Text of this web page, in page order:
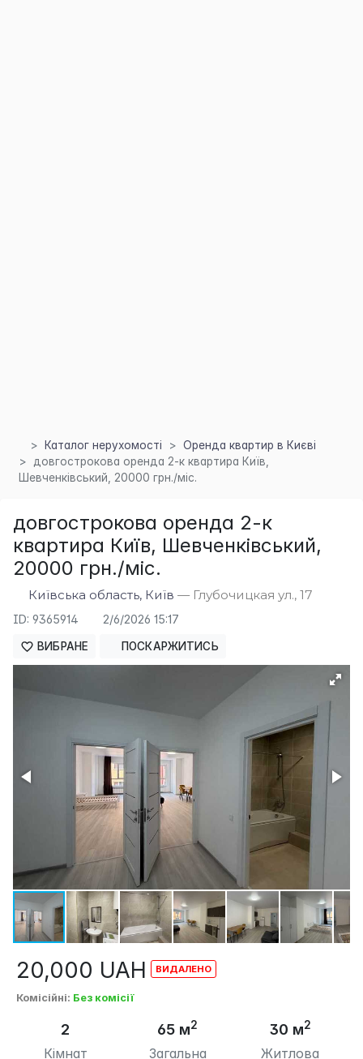
Каталог нерухомості
Оренда квартир в Києві
довгострокова оренда 2-к квартира Київ,
Шевченківський, 20000 грн./міс.
довгострокова оренда 2-к
квартира Київ, Шевченківський,
20000 грн./міс.
Київська область, Київ — Глубочицкая ул., 17
ID: 9365914 2/6/2026 15:17
ВИБРАНЕ ПОСКАРЖИТИСЬ
20,000 UAH
Комісійні: Без комісії
2
Кімнат
65 м2
Загальна
30 м2
Житлова
×